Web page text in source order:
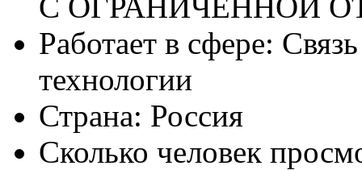
Работает в сфере:
технологии
Страна: Россия
Сколько человек